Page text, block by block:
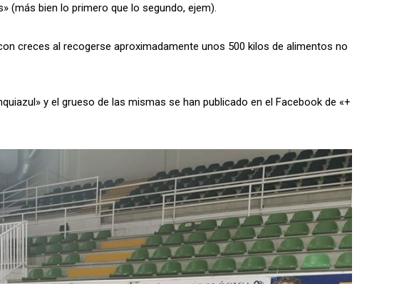
(más bien lo primero que lo segundo, ejem).
creces al recogerse aproximadamente unos 500 kilos de alimentos no
y el grueso de las mismas se han publicado en el Facebook de «+